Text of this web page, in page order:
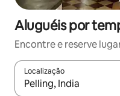
Aluguéis por
Encontre e reserve
Localização
Quando os resultados